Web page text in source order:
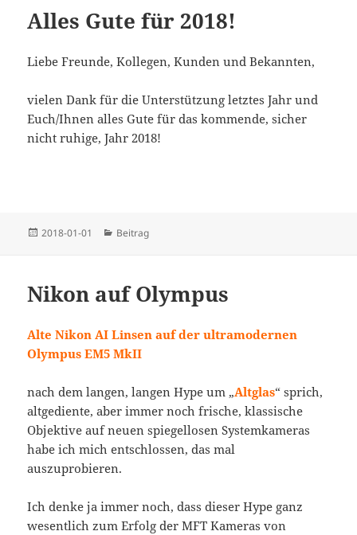
Alles Gute für 2018!
Liebe Freunde, Kollegen, Kunden und Bekannten,
vielen Dank für die Unterstützung letztes Jahr und
Euch/Ihnen alles Gute für das kommende, sicher
nicht ruhige, Jahr 2018!
Veröffentlicht
2018-01-01 Kategorien
Beitrag
Nikon auf Olympus
Alte Nikon AI Linsen auf der ultramodernen
Olympus EM5 MkII
nach dem langen, langen Hype um „Altglas“ sprich,
altgediente, aber immer noch frische, klassische
Objektive auf neuen spiegellosen Systemkameras
habe ich mich entschlossen, das mal
auszuprobieren.
Ich denke ja immer noch, dass dieser Hype ganz
wesentlich zum Erfolg der MFT Kameras von